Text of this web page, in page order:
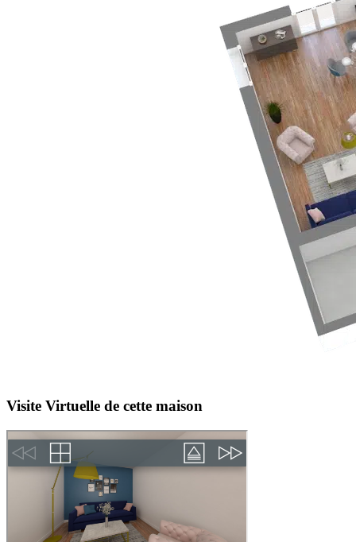
Visite Virtuelle de cette maison